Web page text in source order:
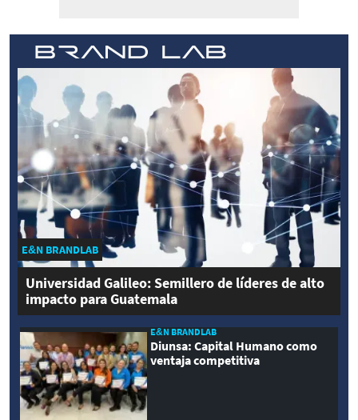
E&N BRANDLAB
Universidad Galileo: Semillero de líderes de alto
impacto para Guatemala
E&N BRANDLAB
Diunsa: Capital Humano como
ventaja competitiva